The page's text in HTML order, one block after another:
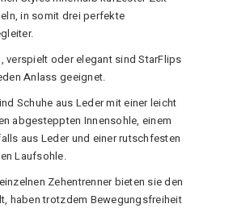
in somit drei perfekte
verspielt oder elegant sind StarFlips
Anlass geeignet.
Schuhe aus Leder mit einer leicht
abgesteppten Innensohle, einem
aus Leder und einer rutschfesten
Laufsohle.
Zehentrenner bieten sie den
haben trotzdem Bewegungsfreiheit